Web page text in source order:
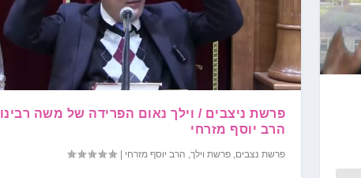
פרשת ניצבים / וילך נאום הפרידה של משה רבינו
הרב יוסף מזרחי
פרשת נצבים, פרשת וילך, הרב יוסף מזרחי